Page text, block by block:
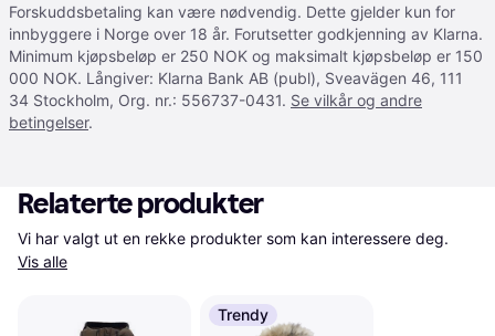
Forskuddsbetaling kan være nødvendig. Dette gjelder kun for
innbyggere i Norge over 18 år. Forutsetter godkjenning av Klarna.
Minimum kjøpsbeløp er 250 NOK og maksimalt kjøpsbeløp er 150
000 NOK. Långiver: Klarna Bank AB (publ), Sveavägen 46, 111
34 Stockholm, Org. nr.: 556737-0431. Se vilkår og andre
betingelser.
Relaterte produkter
Vis alle
Trendy